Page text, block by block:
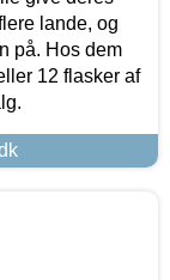
lande, og
på. Hos dem
12 flasker af